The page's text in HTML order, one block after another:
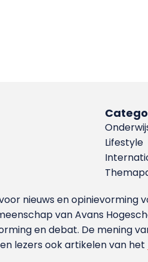
Lifestyle
nieuws en opinievorming
van Avans
en debat. De mening
lezers ook artikelen van het